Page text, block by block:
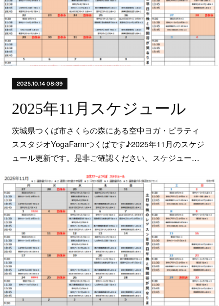
2025.10.14 08:39
2025年11月スケジュール
茨城県つくば市さくらの森にある空中ヨガ・ピラティ
ススタジオYogaFarmつくばです♪2025年11月のスケジ
ュール更新です。是非ご確認ください。スケジュー…